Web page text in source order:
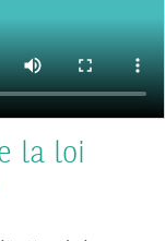
la loi